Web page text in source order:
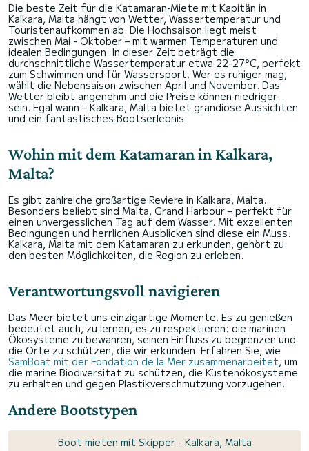
Die beste Zeit für die Katamaran-Miete mit Kapitän in
Kalkara, Malta hängt von Wetter, Wassertemperatur und
Touristenaufkommen ab. Die Hochsaison liegt meist
zwischen Mai - Oktober – mit warmen Temperaturen und
idealen Bedingungen. In dieser Zeit beträgt die
durchschnittliche Wassertemperatur etwa 22-27°C, perfekt
zum Schwimmen und für Wassersport. Wer es ruhiger mag,
wählt die Nebensaison zwischen April und November. Das
Wetter bleibt angenehm und die Preise können niedriger
sein. Egal wann – Kalkara, Malta bietet grandiose Aussichten
und ein fantastisches Bootserlebnis.
Wohin mit dem Katamaran in Kalkara,
Malta?
Es gibt zahlreiche großartige Reviere in Kalkara, Malta.
Besonders beliebt sind Malta, Grand Harbour – perfekt für
einen unvergesslichen Tag auf dem Wasser. Mit exzellenten
Bedingungen und herrlichen Ausblicken sind diese ein Muss.
Kalkara, Malta mit dem Katamaran zu erkunden, gehört zu
den besten Möglichkeiten, die Region zu erleben.
Verantwortungsvoll navigieren
Das Meer bietet uns einzigartige Momente. Es zu genießen
bedeutet auch, zu lernen, es zu respektieren: die marinen
Ökosysteme zu bewahren, seinen Einfluss zu begrenzen und
die Orte zu schützen, die wir erkunden. Erfahren Sie, wie
SamBoat mit der Fondation de la Mer zusammenarbeitet, um
die marine Biodiversität zu schützen, die Küstenökosysteme
zu erhalten und gegen Plastikverschmutzung vorzugehen.
Andere Bootstypen
Boot mieten mit Skipper - Kalkara, Malta